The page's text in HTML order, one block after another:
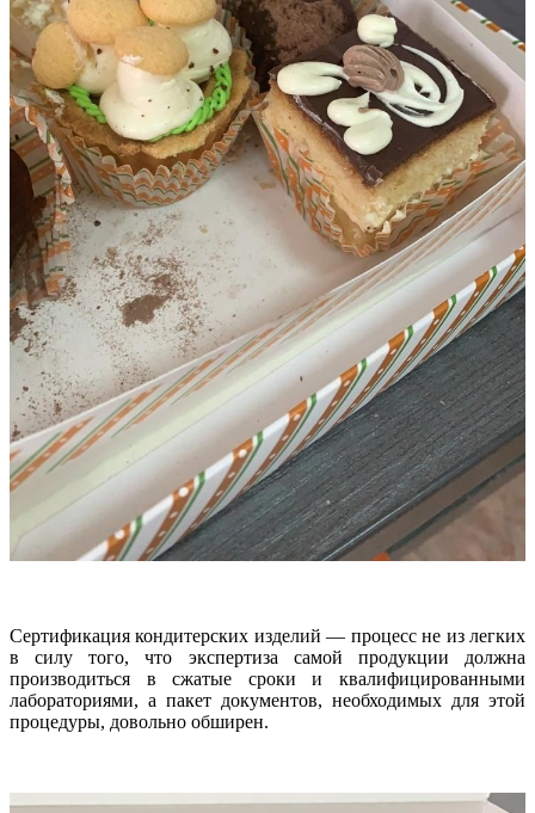
Сертификация кондитерских изделий — процесс не из легких
в силу того, что экспертиза самой продукции должна
производиться в сжатые сроки и квалифицированными
лабораториями, а пакет документов, необходимых для этой
процедуры, довольно обширен.